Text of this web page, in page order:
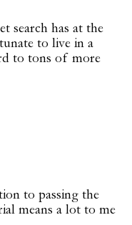
search has at the
to live in a
to tons of more
to passing the
means a lot to me